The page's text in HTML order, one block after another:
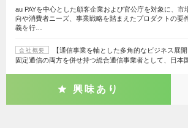
au PAYを中心とした顧客企業および官公庁を対象に、市
向や消費者ニーズ、事業戦略を踏まえたプロダクトの要
義を行…
会社概要
【通信事業を軸とした多角的なビジネス展
固定通信の両方を併せ持つ総合通信事業者として、日本
興味あり